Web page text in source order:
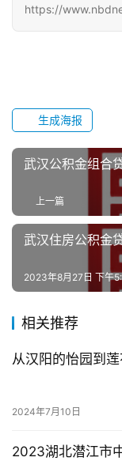
旅
游
生
活
科
技
观
https://
生成海报
武汉公积金组合
上一篇
武汉住房公积金
2023年8月27日 下午
相关推荐
从汉阳的怡园到
2024年7月10日
2023湖北潜江市